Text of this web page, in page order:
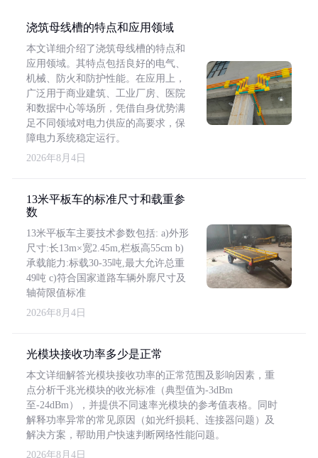
浇筑母线槽的特点和应用领域
本文详细介绍了浇筑母线槽的特点和
应用领域。其特点包括良好的电气、
机械、防火和防护性能。在应用上，
广泛用于商业建筑、工业厂房、医院
和数据中心等场所，凭借自身优势满
足不同领域对电力供应的高要求，保
障电力系统稳定运行。
2026年8月4日
13米平板车的标准尺寸和载重参
数
13米平板车主要技术参数包括: a)外形
尺寸:长13m×宽2.45m,栏板高55cm b)
承载能力:标载30-35吨,最大允许总重
49吨 c)符合国家道路车辆外廓尺寸及
轴荷限值标准
2026年8月4日
光模块接收功率多少是正常
本文详细解答光模块接收功率的正常范围及影响因素，重
点分析千兆光模块的收光标准（典型值为-3dBm
至-24dBm），并提供不同速率光模块的参考值表格。同时
解释功率异常的常见原因（如光纤损耗、连接器问题）及
解决方案，帮助用户快速判断网络性能问题。
2026年8月4日